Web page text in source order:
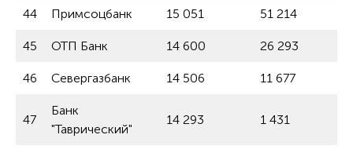
44 Примсоцбанк 15 051 51 214
45 ОТП Банк 14 600 26 293
46 Севергазбанк 14 506 11 677
47
Банк
"Таврический"
14 293 1 431